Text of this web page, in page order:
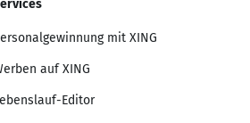
mit XING
auf XING
Editor